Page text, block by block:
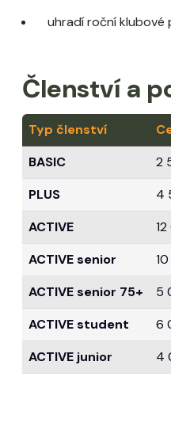
uhradí roční klubové
Členství a
Typ členství
BASIC
2
PLUS
4
ACTIVE
ACTIVE senior
ACTIVE senior 75+
5
ACTIVE student
6
ACTIVE junior
4